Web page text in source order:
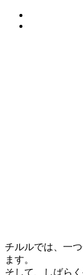
チルルでは、一
ます。
そして、しばら